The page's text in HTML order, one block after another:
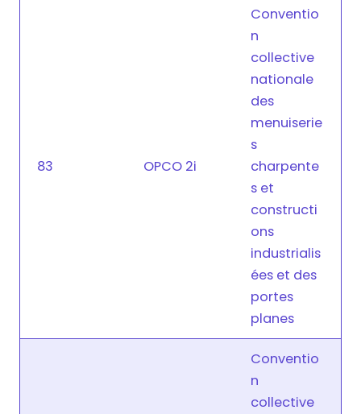
83 OPCO 2i
Conventio
n
collective
nationale
des
menuiserie
s
charpente
s et
constructi
ons
industrialis
ées et des
portes
planes
Conventio
n
collective